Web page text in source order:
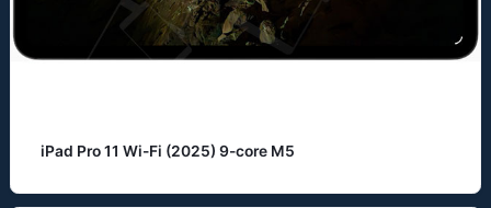
iPad Pro 11 Wi-Fi (2025) 9-core M5